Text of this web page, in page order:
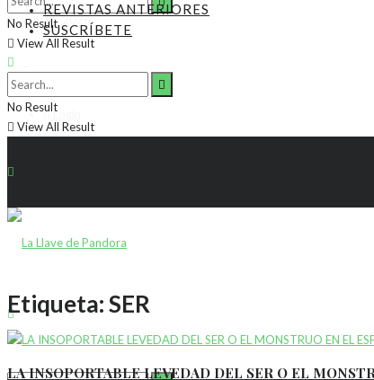
6, agosto, 2026
Login
No Result
View All Result
REVISTAS ANTERIORES
SUSCRÍBETE
No Result
View All Result
Etiqueta:SER
LA INSOPORTABLE LEVEDAD DEL SER O EL